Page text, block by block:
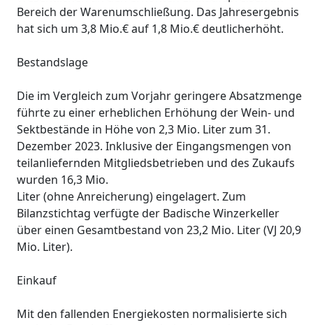
Bereich der Warenumschließung. Das Jahresergebnis
hat sich um 3,8 Mio.€ auf 1,8 Mio.€ deutlicherhöht.
Bestandslage
Die im Vergleich zum Vorjahr geringere Absatzmenge
führte zu einer erheblichen Erhöhung der Wein- und
Sektbestände in Höhe von 2,3 Mio. Liter zum 31.
Dezember 2023. Inklusive der Eingangsmengen von
teilanliefernden Mitgliedsbetrieben und des Zukaufs
wurden 16,3 Mio.
Liter (ohne Anreicherung) eingelagert. Zum
Bilanzstichtag verfügte der Badische Winzerkeller
über einen Gesamtbestand von 23,2 Mio. Liter (VJ 20,9
Mio. Liter).
Einkauf
Mit den fallenden Energiekosten normalisierte sich